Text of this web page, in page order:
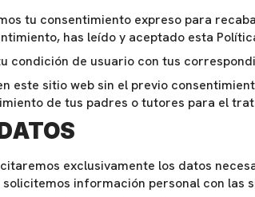
tu consentimiento expreso para
has leído y aceptado esta
condición de usuario con tus
este sitio web sin el previo
de tus padres o tutores para el
exclusivamente los datos
información personal con las